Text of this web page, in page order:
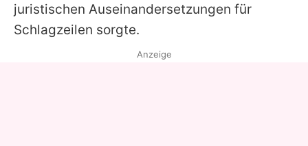
juristischen Auseinandersetzungen für
Schlagzeilen sorgte.
Anzeige